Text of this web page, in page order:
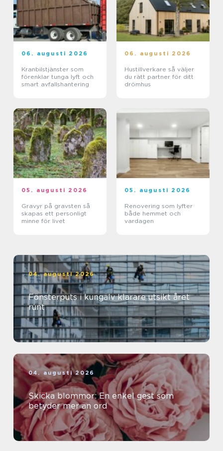
06. augusti 2026
Kranbilstjänster som
förenklar tunga lyft och
smart avfallshantering
06. augusti 2026
Hustillverkare så väljer
du rätt partner för ditt
drömhus
05. augusti 2026
Gravyr på gravsten så
skapas ett personligt
minne för livet
05. augusti 2026
Renovering som lyfter
både hemmet och
vardagen
04. augusti 2026
Fönsterputs i kungälv klarare utsikt året
runt
04. augusti 2026
Skicka blommor: En enkel gest som
betyder mer än ord